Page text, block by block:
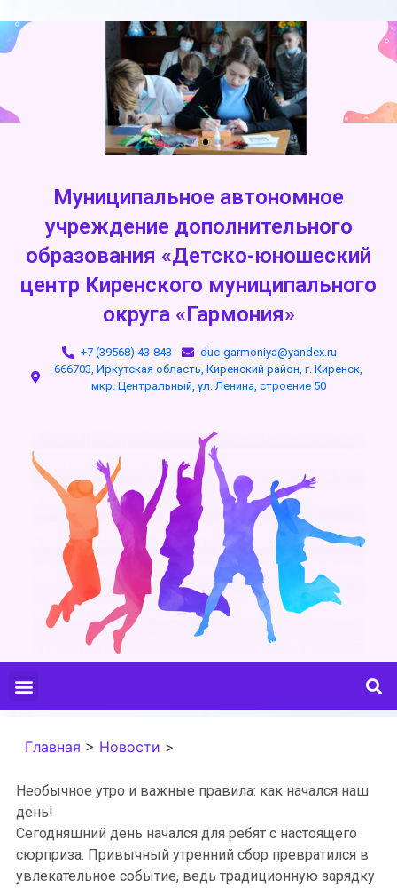
Муниципальное автономное
учреждение дополнительного
образования «Детско-юношеский
центр Киренского муниципального
округа «Гармония»
+7 (39568) 43-843
duc-garmoniya@yandex.ru
666703, Иркутская область, Киренский район, г. Киренск,
мкр. Центральный, ул. Ленина, строение 50
Главная > Новости >
Необычное утро и важные правила: как начался наш
день!
Сегодняшний день начался для ребят с настоящего
сюрприза. Привычный утренний сбор превратился в
увлекательное событие, ведь традиционную зарядку